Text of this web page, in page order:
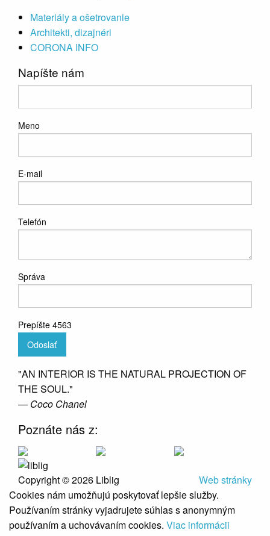
Materiály a ošetrovanie
Architekti, dizajnéri
CORONA INFO
Napíšte nám
Meno
E-mail
Telefón
Správa
Prepíšte 4563
Odoslať
"AN INTERIOR IS THE NATURAL PROJECTION OF
THE SOUL."
― Coco Chanel
Poznáte nás z:
Copyright © 2026 Liblig
Web stránky
Cookies nám umožňujú poskytovať lepšie služby.
Používaním stránky vyjadrujete súhlas s anonymným
používaním a uchovávaním cookies. Viac informácii